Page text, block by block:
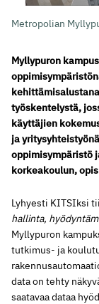
Metropolian
Myllypuron
työskentelystä,
käyttäjien
ja
oppimisympäristö
korkeakoulun,
Lyhyesti KITSIksi
hallinta,
Myllypuron
tutkimus- ja
data on tehty
saatavaa dataa